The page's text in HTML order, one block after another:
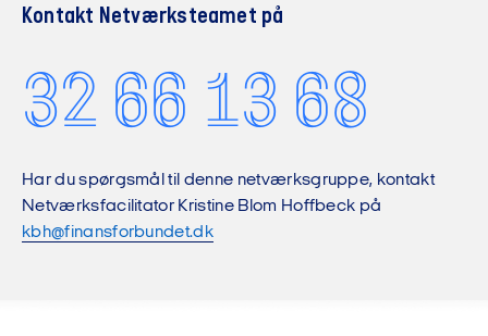
Kontakt Netværksteamet på
32 66 13 68
Har du spørgsmål til denne netværksgruppe, kontakt
Netværksfacilitator Kristine Blom Hoffbeck på
kbh@finansforbundet.dk